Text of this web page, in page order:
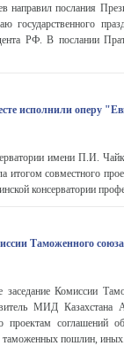
направил послания
государственного
РФ. В послании
исполнили оперу
имени П.И.
итогом совместного
консерватории
Таможенного союза
Комиссии
МИД Казахстана
проектам соглашений
таможенных пошлин,